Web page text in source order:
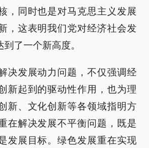
，同时也是对马克思主义发展
，这表明我们党对经济社会发
了一个新高度。
决发展动力问题，不仅强调经
新起到的驱动性作用，也为理
新、文化创新等各领域指明方
在解决发展不平衡问题，既是
发展目标。绿色发展重在实现